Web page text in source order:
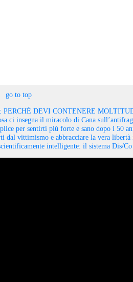
go to top
DEVI CONTENERE
ci insegna il miracolo di Cana
per sentirti più forte e sano dopo i 50
dal vittimismo e abbracciare la vera libertà
intelligente: il sistema Dis/